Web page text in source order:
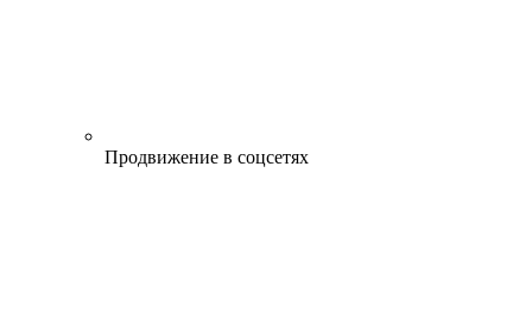
Продвижение в соцсетях